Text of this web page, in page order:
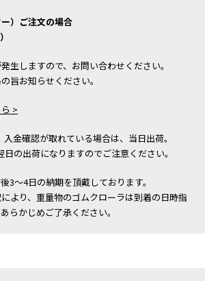
）ご注文の場合
生しますので、お問い合わせください。
旨お知らせください。
>
金確認が取れている場合は、当日出荷。
の出荷になりますのでご注意ください。
3～4日の納期を頂戴しております。
より、重量物のゴムクローラは到着の日時指
らかじめご了承ください。